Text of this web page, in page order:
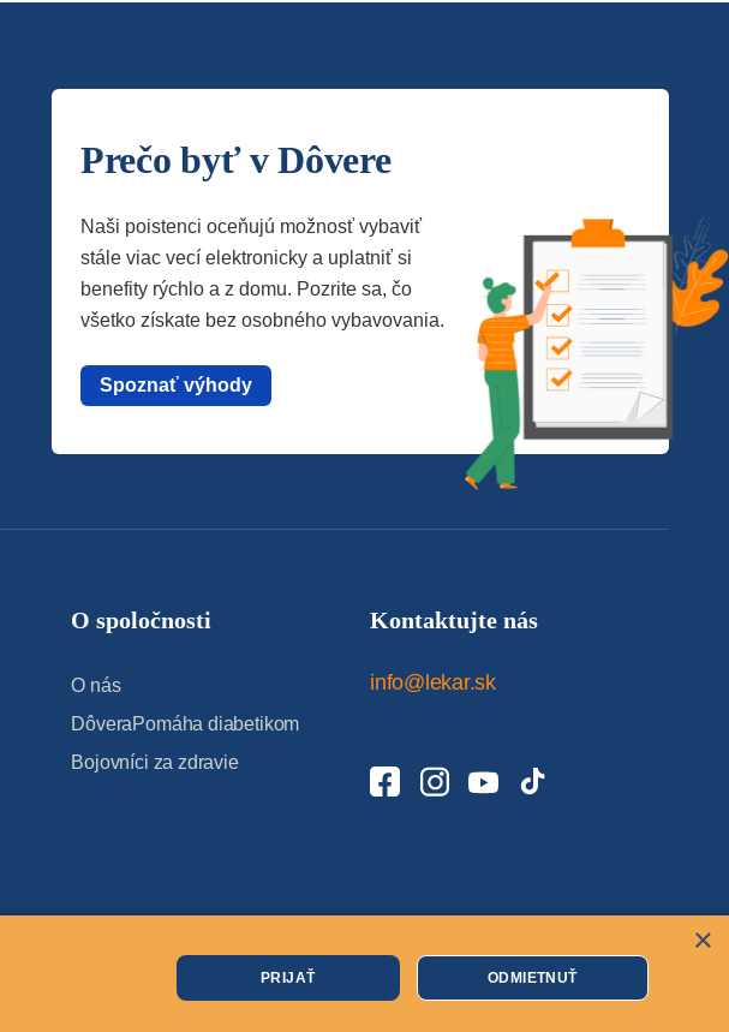
Prečo byť v Dôvere
Naši poistenci oceňujú možnosť vybaviť
stále viac vecí elektronicky a uplatniť si
benefity rýchlo a z domu. Pozrite sa, čo
všetko získate bez osobného vybavovania.
Spoznať výhody
O spoločnosti
O nás
DôveraPomáha diabetikom
Bojovníci za zdravie
Kontaktujte nás
info@lekar.sk
Cookies
×
PRIJAŤ ODMIETNUŤ